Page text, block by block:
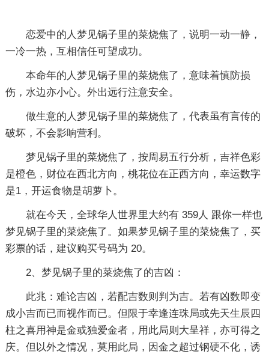
恋爱中的人梦见锅子里的菜烧焦了，说明一动一静，
一冷一热，互相信任可望成功。
本命年的人梦见锅子里的菜烧焦了，意味着慎防损
伤，水边亦小心。外出远行注意安全。
做生意的人梦见锅子里的菜烧焦了，代表虽有言传的
破坏，不会影响营利。
梦见锅子里的菜烧焦了，按周易五行分析，吉祥色彩
是橙色，财位在西北方向，桃花位在正西方向，幸运数字
是1，开运食物是胡萝卜。
就在今天，全球华人世界里大约有 359人 跟你一样也
梦见锅子里的菜烧焦了。如果梦见锅子里的菜烧焦了，买
彩票的话，建议购买号码为 20。
2、梦见锅子里的菜烧焦了的吉凶：
此兆：难论吉凶，若配吉数则判为吉。若有凶数即变
成小吉而已而视作而已。但限于幸逢连珠局或先天生辰四
柱之喜用神是金或独爱金者，用此局则大呈祥，亦可得之
庆。但以外之情况，莫用此局，因金之超过钢硬不化，诱